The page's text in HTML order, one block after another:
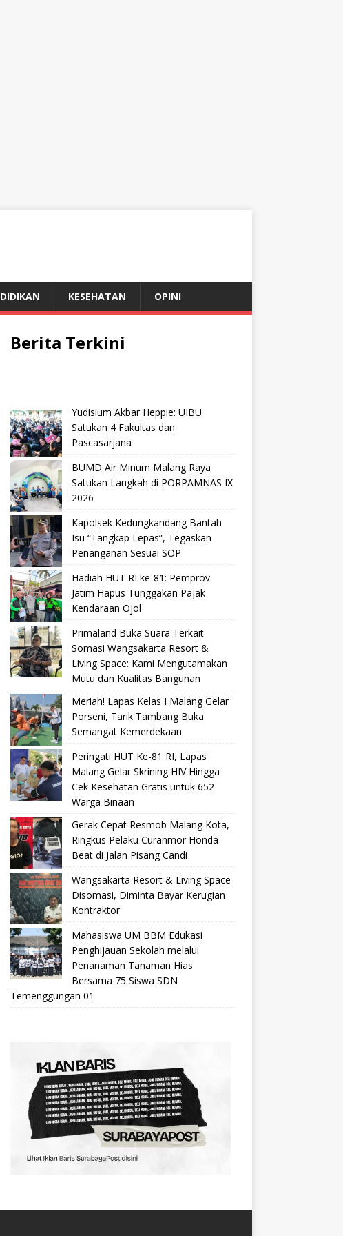
KESEHATAN OPINI
Berita Terkini
Yudisium Akbar Heppie: UIBU
Satukan 4 Fakultas dan
Pascasarjana
BUMD Air Minum Malang Raya
Satukan Langkah di PORPAMNAS IX
2026
Kapolsek Kedungkandang Bantah
Isu “Tangkap Lepas”, Tegaskan
Penanganan Sesuai SOP
Hadiah HUT RI ke-81: Pemprov
Jatim Hapus Tunggakan Pajak
Kendaraan Ojol
Primaland Buka Suara Terkait
Somasi Wangsakarta Resort &
Living Space: Kami Mengutamakan
Mutu dan Kualitas Bangunan
Meriah! Lapas Kelas I Malang Gelar
Porseni, Tarik Tambang Buka
Semangat Kemerdekaan
Peringati HUT Ke-81 RI, Lapas
Malang Gelar Skrining HIV Hingga
Cek Kesehatan Gratis untuk 652
Warga Binaan
Gerak Cepat Resmob Malang Kota,
Ringkus Pelaku Curanmor Honda
Beat di Jalan Pisang Candi
Wangsakarta Resort & Living Space
Disomasi, Diminta Bayar Kerugian
Kontraktor
Mahasiswa UM BBM Edukasi
Penghijauan Sekolah melalui
Penanaman Tanaman Hias
Bersama 75 Siswa SDN
Temenggungan 01